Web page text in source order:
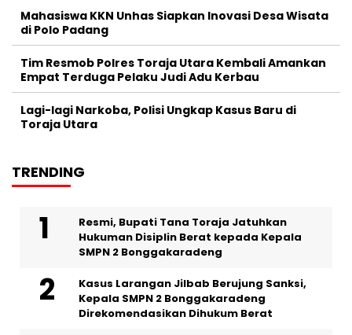
Mahasiswa KKN Unhas Siapkan Inovasi Desa Wisata
di Polo Padang
Tim Resmob Polres Toraja Utara Kembali Amankan
Empat Terduga Pelaku Judi Adu Kerbau
Lagi-lagi Narkoba, Polisi Ungkap Kasus Baru di
Toraja Utara
TRENDING
Resmi, Bupati Tana Toraja Jatuhkan
Hukuman Disiplin Berat kepada Kepala
SMPN 2 Bonggakaradeng
Kasus Larangan Jilbab Berujung Sanksi,
Kepala SMPN 2 Bonggakaradeng
Direkomendasikan Dihukum Berat